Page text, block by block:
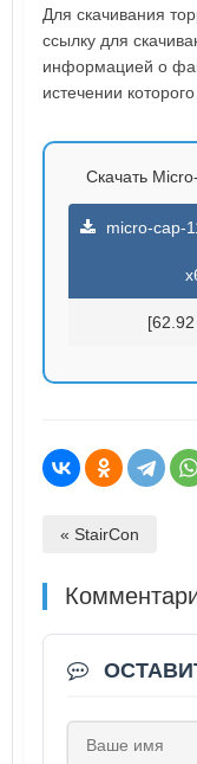
Для скачивания
ссылку для
информацией о
истечении
Скачать
micro-cap-
« StairCon